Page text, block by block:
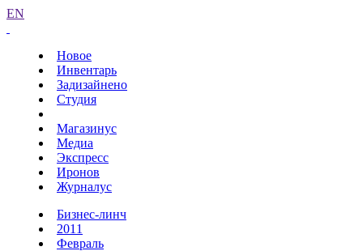
EN
Новое
Инвентарь
Задизайнено
Студия
Магазинус
Медиа
Экспресс
Иронов
Журналус
Бизнес-линч
2011
Февраль